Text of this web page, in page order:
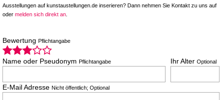
Ausstellungen auf kunstaustellungen.de inserieren? Dann nehmen Sie Kontakt zu uns auf
oder melden sich direkt an
Bewertung Pflichtangabe
Name oder Pseudonym Pflichtangabe Ihr Alter Optional
E-Mail Adresse Nicht öffentlich; Optional